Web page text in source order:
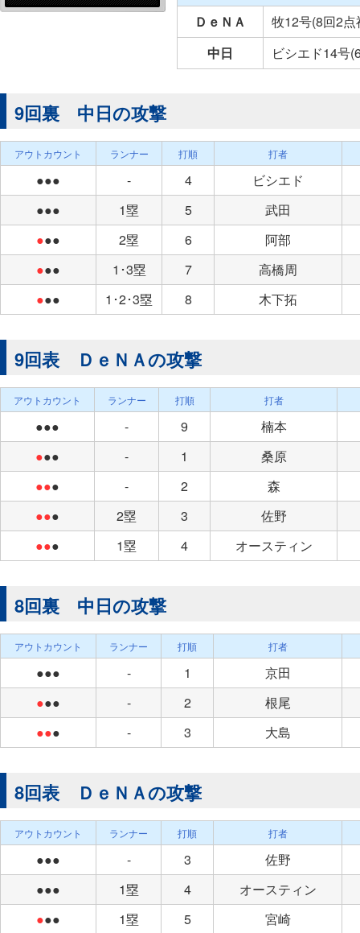
ＤｅＮＡ
牧12号(8回2点
中日
ビシエド14号
9回裏 中日の攻撃
アウトカウント ランナー 打順 打者
●●● - 4
ビシエド
●●●
1塁 5
武田
●●● 2塁 6
阿部
●●● 1･3塁 7
高橋周
●●● 1･2･3塁 8 木下拓
9回表 ＤｅＮＡの攻撃
アウトカウント ランナー 打順 打者
●●● - 9
楠本
●●● - 1
桑原
●●● - 2
森
●●● 2塁 3
佐野
●●● 1塁 4 オースティン
8回裏 中日の攻撃
アウトカウント ランナー 打順 打者
●●● - 1
京田
●●● - 2
根尾
●●● - 3 大島
8回表 ＤｅＮＡの攻撃
アウトカウント ランナー 打順 打者
●●● - 3
佐野
●●●
1塁 4
オースティン
●●● 1塁 5
宮崎